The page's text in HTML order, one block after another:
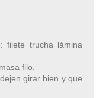
filete trucha lámina
filo.
girar bien y que